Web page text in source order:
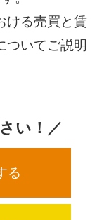
ける売買と賃
ついてご説明
い！／
る